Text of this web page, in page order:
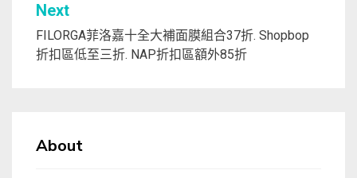
Next
FILORGA菲洛嘉十全大補面膜組合37折. Shopbop
折扣區低至三折. NAP折扣區額外85折
About